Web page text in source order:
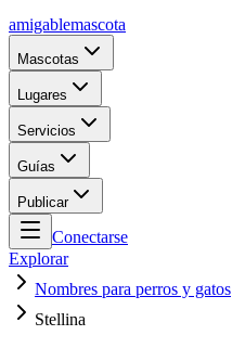
amigablemascota
Mascotas
Lugares
Servicios
Guías
Publicar
Conectarse
Explorar
Nombres para perros y gatos
Stellina